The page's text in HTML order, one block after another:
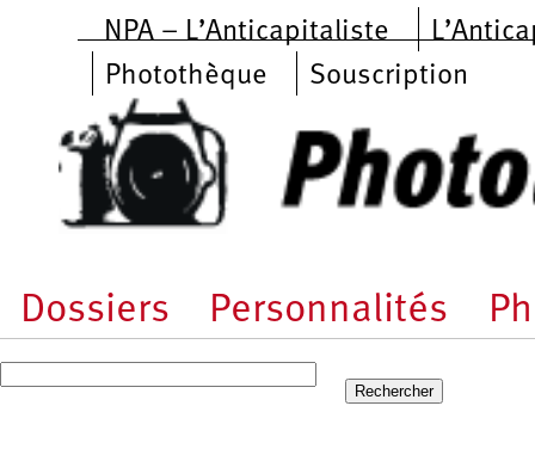
Aller au contenu principal
NPA – L’Anticapitaliste
Photothèque
Souscription
Dossiers Personnalités